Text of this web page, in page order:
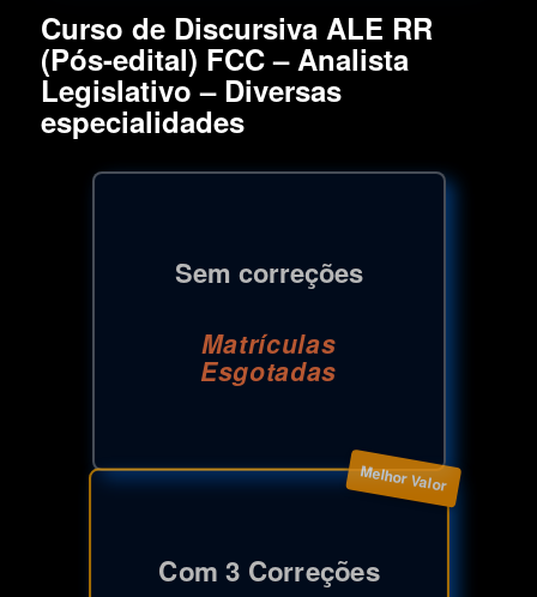
Curso de Discursiva ALE RR
(Pós-edital) FCC – Analista
Legislativo – Diversas
especialidades
Sem correções
Matrículas
Esgotadas
Melhor Valor
Com 3 Correções